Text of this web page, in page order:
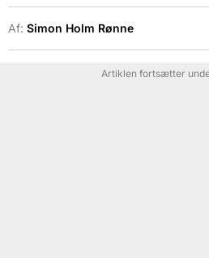
Af: Simon Holm Rønne
Artiklen fortsætter